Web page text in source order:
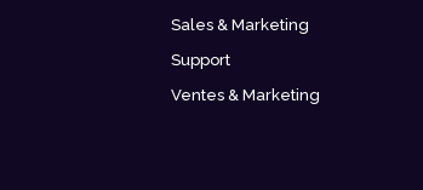
Sales & Marketing
Support
Ventes & Marketing